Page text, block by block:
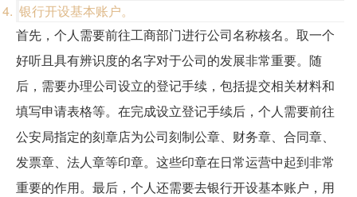
银行开设基本账户。
首先，个人需要前往工商部门进行公司名称核名。取一个
好听且具有辨识度的名字对于公司的发展非常重要。随
后，需要办理公司设立的登记手续，包括提交相关材料和
填写申请表格等。在完成设立登记手续后，个人需要前往
公安局指定的刻章店为公司刻制公章、财务章、合同章、
发票章、法人章等印章。这些印章在日常运营中起到非常
重要的作用。最后，个人还需要去银行开设基本账户，用